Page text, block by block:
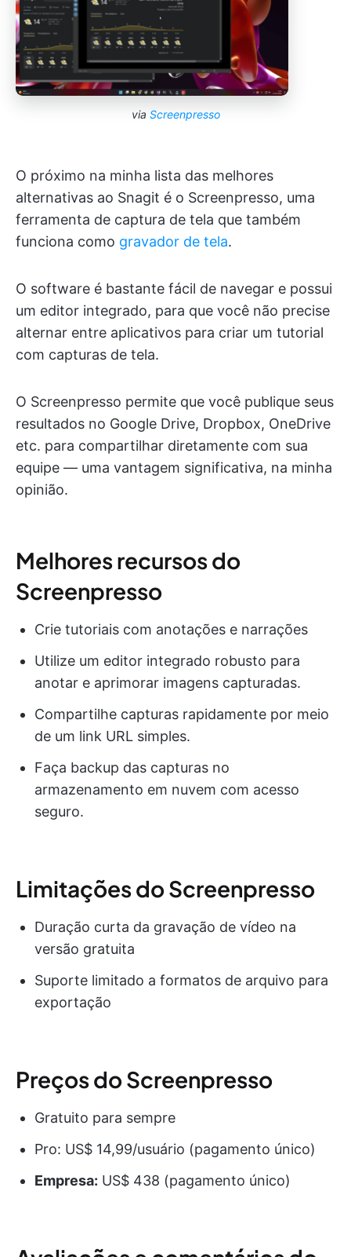
via Screenpresso
O próximo na minha lista das melhores
alternativas ao Snagit é o Screenpresso, uma
ferramenta de captura de tela que também
funciona como gravador de tela.
O software é bastante fácil de navegar e possui
um editor integrado, para que você não precise
alternar entre aplicativos para criar um tutorial
com capturas de tela.
O Screenpresso permite que você publique seus
resultados no Google Drive, Dropbox, OneDrive
etc. para compartilhar diretamente com sua
equipe — uma vantagem significativa, na minha
opinião.
Melhores recursos do
Screenpresso
Crie tutoriais com anotações e narrações
Utilize um editor integrado robusto para
anotar e aprimorar imagens capturadas.
Compartilhe capturas rapidamente por meio
de um link URL simples.
Faça backup das capturas no
armazenamento em nuvem com acesso
seguro.
Limitações do Screenpresso
Duração curta da gravação de vídeo na
versão gratuita
Suporte limitado a formatos de arquivo para
exportação
Preços do Screenpresso
Gratuito para sempre
Pro: US$ 14,99/usuário (pagamento único)
Empresa: US$ 438 (pagamento único)